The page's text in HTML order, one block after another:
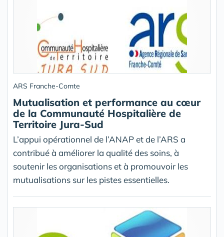
ARS Franche-Comte
Mutualisation et performance au cœur
de la Communauté Hospitalière de
Territoire Jura-Sud
L’appui opérationnel de l’ANAP et de l’ARS a
contribué à améliorer la qualité des soins, à
soutenir les organisations et à promouvoir les
mutualisations sur les pistes essentielles.